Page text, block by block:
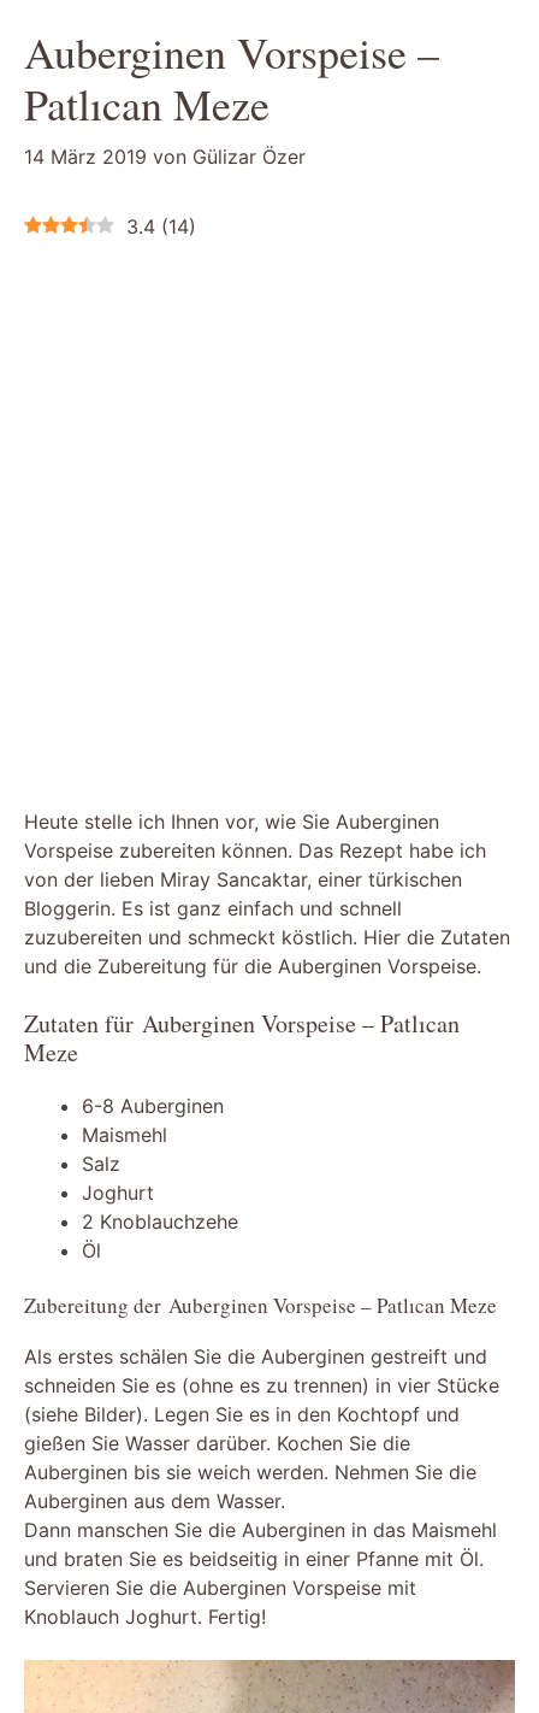
Auberginen Vorspeise –
Patlıcan Meze
14 März 2019 von Gülizar Özer
3.4 (14)
Heute stelle ich Ihnen vor, wie Sie Auberginen
Vorspeise zubereiten können. Das Rezept habe ich
von der lieben Miray Sancaktar, einer türkischen
Bloggerin. Es ist ganz einfach und schnell
zuzubereiten und schmeckt köstlich. Hier die Zutaten
und die Zubereitung für die Auberginen Vorspeise.
Zutaten für Auberginen Vorspeise – Patlıcan
Meze
6-8 Auberginen
Maismehl
Salz
Joghurt
2 Knoblauchzehe
Öl
Zubereitung der Auberginen Vorspeise – Patlıcan Meze
Als erstes schälen Sie die Auberginen gestreift und
schneiden Sie es (ohne es zu trennen) in vier Stücke
(siehe Bilder). Legen Sie es in den Kochtopf und
gießen Sie Wasser darüber. Kochen Sie die
Auberginen bis sie weich werden. Nehmen Sie die
Auberginen aus dem Wasser.
Dann manschen Sie die Auberginen in das Maismehl
und braten Sie es beidseitig in einer Pfanne mit Öl.
Servieren Sie die Auberginen Vorspeise mit
Knoblauch Joghurt. Fertig!